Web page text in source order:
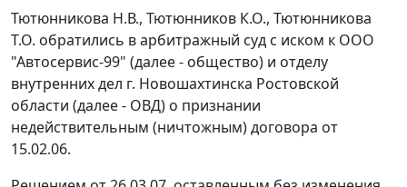
Тютюнникова Н.В., Тютюнников К.О., Тютюнникова
Т.О. обратились в арбитражный суд с иском к ООО
"Автосервис-99" (далее - общество) и отделу
внутренних дел г. Новошахтинска Ростовской
области (далее - ОВД) о признании
недействительным (ничтожным) договора от
15.02.06.